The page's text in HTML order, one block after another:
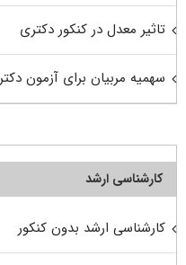
تاثیر معدل در کنکور دکتری
سهمیه مربیان برای آزمون
کارشناسی ارشد
کارشناسی ارشد بدون کنکور